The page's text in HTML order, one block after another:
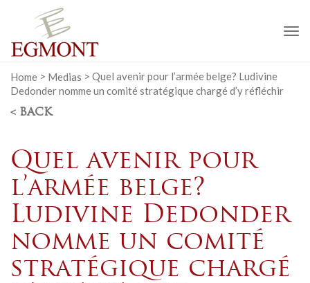
Home > Medias > Quel avenir pour l’armée belge? Ludivine
Dedonder nomme un comité stratégique chargé d’y réfléchir
< BACK
Quel avenir pour
l’armée belge?
Ludivine Dedonder
nomme un comité
stratégique chargé